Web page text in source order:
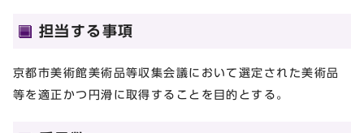
担当する事項
京都市美術館美術品等収集会議において選定された美術品
等を適正かつ円滑に取得することを目的とする。